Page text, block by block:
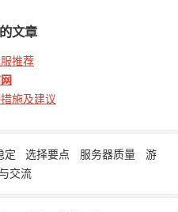
文章
推荐
施及建议
定 选择要点 服务器质量
游
交流